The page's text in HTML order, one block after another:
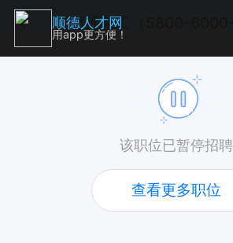
该职位已暂停招聘
查看更多职位
顺德人才网
用app更方便！